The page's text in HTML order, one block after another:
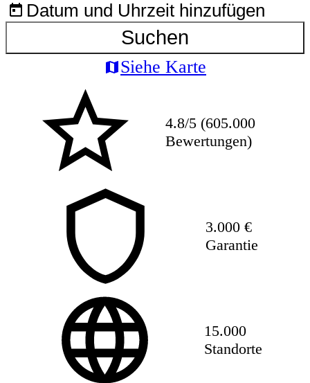
Datum und Uhrzeit hinzufügen
Suchen
Siehe Karte
4.8/5 (605.000
Bewertungen)
3.000 €
Garantie
15.000
Standorte